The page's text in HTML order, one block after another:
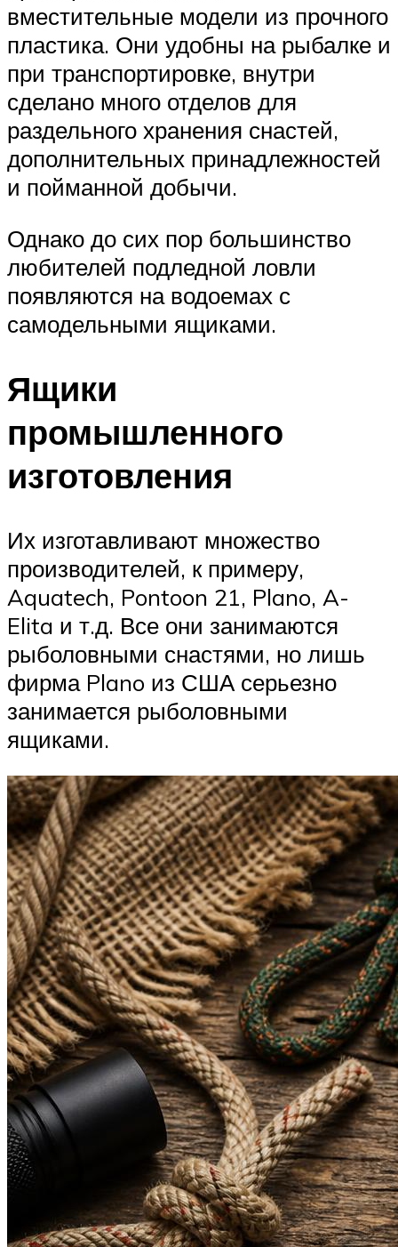
вместительные модели из прочного
пластика. Они удобны на рыбалке и
при транспортировке, внутри
сделано много отделов для
раздельного хранения снастей,
дополнительных принадлежностей
и пойманной добычи.
Однако до сих пор большинство
любителей подледной ловли
появляются на водоемах с
самодельными ящиками.
Ящики
промышленного
изготовления
Их изготавливают множество
производителей, к примеру,
Aquatech, Pontoon 21, Plano, A-
Elita и т.д. Все они занимаются
рыболовными снастями, но лишь
фирма Plano из США серьезно
занимается рыболовными
ящиками.